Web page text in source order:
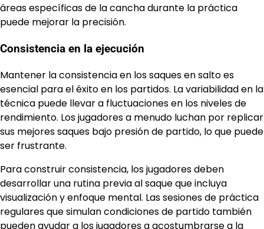
áreas específicas de la cancha durante la práctica
puede mejorar la precisión.
Consistencia en la ejecución
Mantener la consistencia en los saques en salto es
esencial para el éxito en los partidos. La variabilidad en la
técnica puede llevar a fluctuaciones en los niveles de
rendimiento. Los jugadores a menudo luchan por replicar
sus mejores saques bajo presión de partido, lo que puede
ser frustrante.
Para construir consistencia, los jugadores deben
desarrollar una rutina previa al saque que incluya
visualización y enfoque mental. Las sesiones de práctica
regulares que simulan condiciones de partido también
pueden ayudar a los jugadores a acostumbrarse a la